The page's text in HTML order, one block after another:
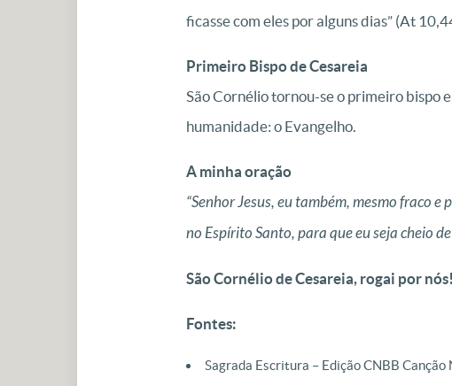
ficasse com eles por alguns dias” (At
Primeiro Bispo de Cesareia
São Cornélio tornou-se o primeiro bispo
humanidade: o Evangelho.
A minha oração
“Senhor Jesus, eu também, mesmo fraco
no Espírito Santo, para que eu seja cheio
São Cornélio de Cesareia, rogai por nós!
Fontes:
Sagrada Escritura – Edição CNBB